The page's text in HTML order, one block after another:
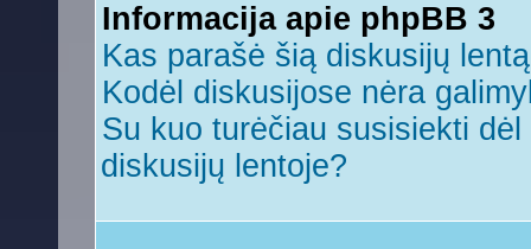
Informacija apie phpBB 3
Kas parašė šią diskusijų
Kodėl diskusijose nėra
Su kuo turėčiau susisiekti
diskusijų lentoje?